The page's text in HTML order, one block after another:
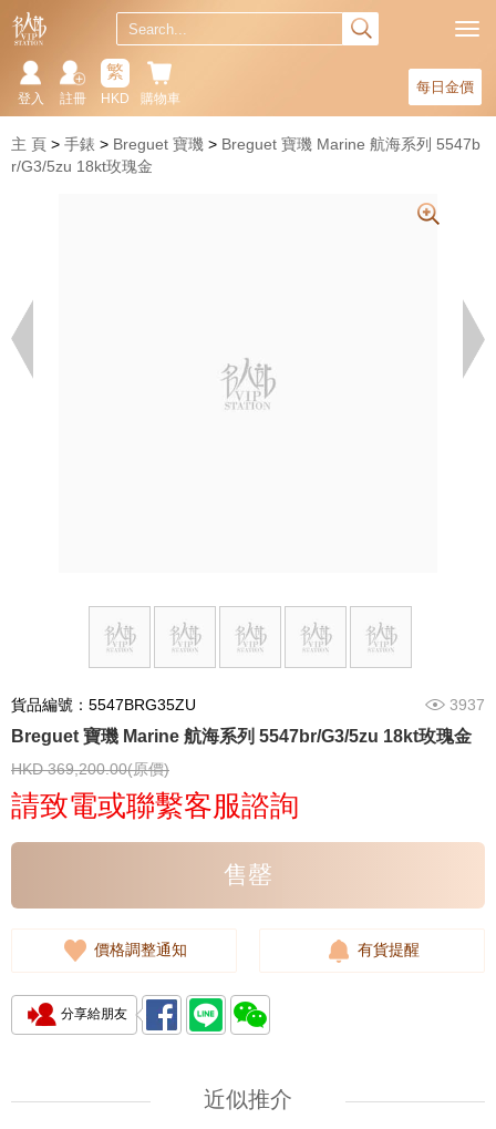
每日金價
購物車
繁
HKD
註冊
登入
主 頁 手錶 Breguet 寶璣
Breguet 寶璣 Marine 航海系列 5547b
r/G3/5zu 18kt玫瑰金
貨品編號：5547BRG35ZU 3937
Breguet 寶璣 Marine 航海系列 5547br/G3/5zu 18kt玫瑰金
HKD 369,200.00(原價)
請致電或聯繫客服諮詢
售罄
價格調整通知 有貨提醒
分享給朋友
近似推介